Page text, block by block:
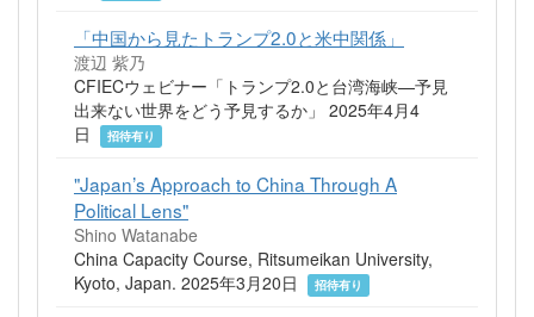
「中国から見たトランプ2.0と米中関係」
渡辺 紫乃
CFIECウェビナー「トランプ2.0と台湾海峡—予見
出来ない世界をどう予見するか」 2025年4月4
日
招待有り
"Japan’s Approach to China Through A
Political Lens"
Shino Watanabe
China Capacity Course, Ritsumeikan University,
Kyoto, Japan. 2025年3月20日
招待有り